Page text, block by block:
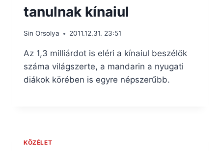
tanulnak kínaiul
Sin Orsolya 2011.12.31. 23:51
Az 1,3 milliárdot is eléri a kínaiul beszélők
száma világszerte, a mandarin a nyugati
diákok körében is egyre népszerűbb.
KÖZÉLET